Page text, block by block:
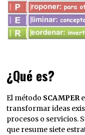
¿Qué es?
El método SCAMPER
transformar ideas
procesos o servicios.
que resume siete